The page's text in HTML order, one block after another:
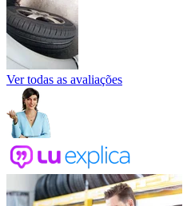
Ver todas as avaliações